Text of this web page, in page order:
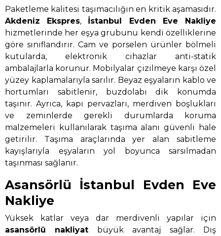
Paketleme kalitesi taşımacılığın en kritik aşamasıdır.
Akdeniz Ekspres, İstanbul Evden Eve Nakliye
hizmetlerinde her eşya grubunu kendi özelliklerine
göre sınıflandırır. Cam ve porselen ürünler bölmeli
kutularda, elektronik cihazlar anti-statik
ambalajlarla korunur. Mobilyalar çizilmeye karşı özel
yüzey kaplamalarıyla sarılır. Beyaz eşyaların kablo ve
hortumları sabitlenir, buzdolabı dik konumda
taşınır. Ayrıca, kapı pervazları, merdiven boşlukları
ve zeminlerde gerekli durumlarda koruma
malzemeleri kullanılarak taşıma alanı güvenli hale
getirilir. Taşıma araçlarında yer alan sabitleme
kayışlarıyla eşyaların yol boyunca sarsılmadan
taşınması sağlanır.
Asansörlü İstanbul Evden Eve
Nakliye
Yüksek katlar veya dar merdivenli yapılar için
asansörlü nakliyat büyük avantaj sağlar. Dış